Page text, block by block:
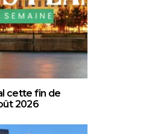
cette fin de
2026